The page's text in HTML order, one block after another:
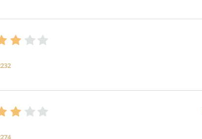
2232